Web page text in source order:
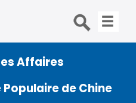
Affaires
de Chine